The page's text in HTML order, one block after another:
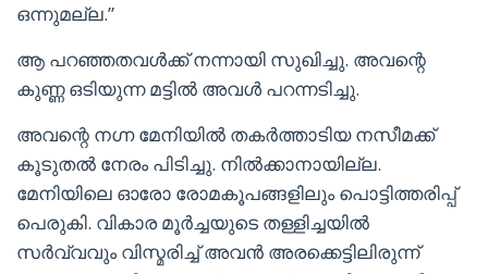
ഒന്നുമല്ല.”
ആ പറഞ്ഞതവൾക്ക് നന്നായി സുഖിച്ചു. അവന്റെ
കുണ്ണ ഒടിയുന്ന മട്ടിൽ അവൾ പറന്നടിച്ചു.
അവന്റെ നഗ്ന മേനിയിൽ തകർത്താടിയ നസീമക്ക്
കൂടുതൽ നേരം പിടിച്ചു. നിൽക്കാനായില്ല.
മേനിയിലെ ഓരോ രോമകൂപങ്ങളിലും പൊട്ടിത്തരിപ്പ്
പെരുകി. വികാര മൂർച്ചയുടെ തള്ളിച്ചയിൽ
സർവ്വവും വിസ്മരിച്ച് അവൻ അരക്കെട്ടിലിരുന്ന്